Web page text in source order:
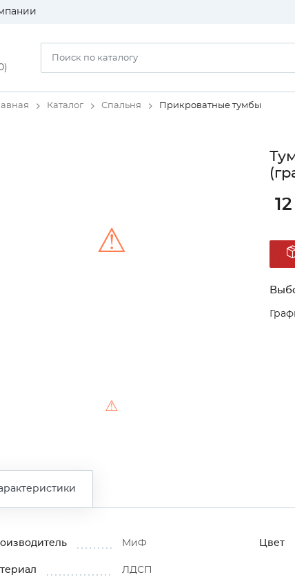
Каталог Спальня Прикроватные тумбы
⚠
⚠
МиФ Цвет
ЛДСП